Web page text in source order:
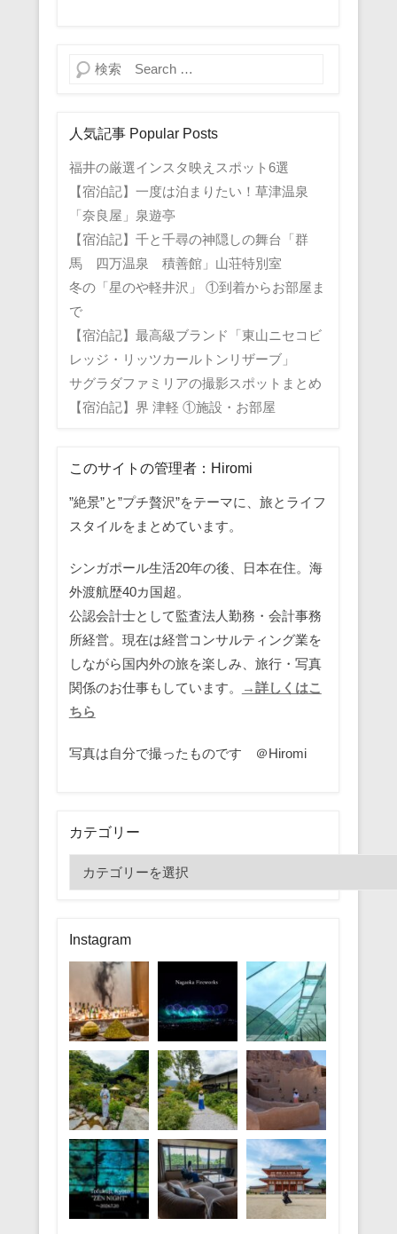
検索
人気記事 Popular Posts
福井の厳選インスタ映えスポット6選
【宿泊記】一度は泊まりたい！草津温泉
「奈良屋」泉遊亭
【宿泊記】千と千尋の神隠しの舞台「群
馬 四万温泉 積善館」山荘特別室
冬の「星のや軽井沢」 ①到着からお部屋ま
で
【宿泊記】最高級ブランド「東山ニセコビ
レッジ・リッツカールトンリザーブ」
サグラダファミリアの撮影スポットまとめ
【宿泊記】界 津軽 ①施設・お部屋
このサイトの管理者：Hiromi
”絶景”と”プチ贅沢”をテーマに、旅とライフ
スタイルをまとめています。
シンガポール生活20年の後、日本在住。海
外渡航歴40カ国超。
公認会計士として監査法人勤務・会計事務
所経営。現在は経営コンサルティング業を
しながら国内外の旅を楽しみ、旅行・写真
関係のお仕事もしています。
→詳しくはこ
ちら
写真は自分で撮ったものです ＠Hiromi
カテゴリー
テ
リ
ー
Instagram